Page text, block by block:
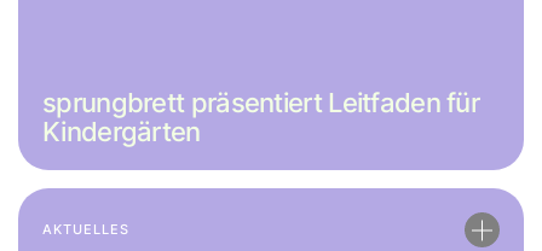
sprungbrett präsentiert Leitfaden für
Kindergärten
AKTUELLES